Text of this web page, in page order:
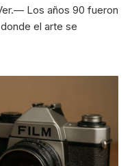
Los años 90 fueron
el arte se